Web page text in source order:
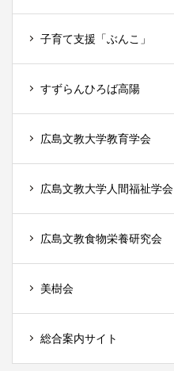
子育て支援「ぶんこ」
すずらんひろば高陽
広島文教大学教育学会
広島文教大学人間福祉学会
広島文教食物栄養研究会
美樹会
総合案内サイト